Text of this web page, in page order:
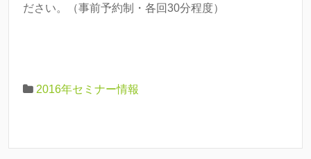
ださい。（事前予約制・各回30分程度）
2016年セミナー情報